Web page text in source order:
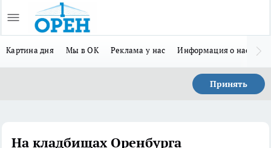
Картина дня Мы в ОК Реклама у нас Информация о нас
Принять
На кладбищах Оренбурга